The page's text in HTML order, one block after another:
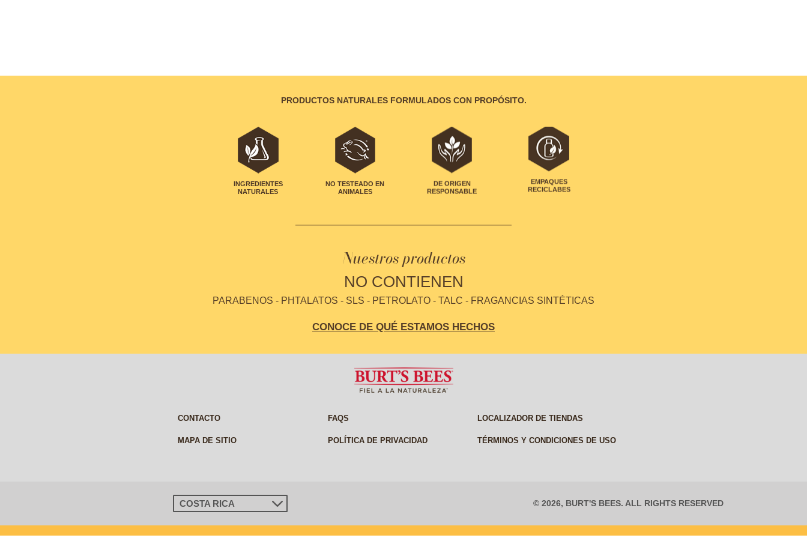
PRODUCTOS NATURALES FORMULADOS CON PROPÓSITO.
INGREDIENTES
NATURALES
NO TESTEADO EN
ANIMALES
DE ORIGEN
RESPONSABLE
EMPAQUES
RECICLABES
Nuestros productos
NO CONTIENEN
PARABENOS - PHTALATOS - SLS - PETROLATO - TALC - FRAGANCIAS SINTÉTICAS
CONOCE DE QUÉ ESTAMOS HECHOS
CONTACTO FAQS LOCALIZADOR DE TIENDAS
MAPA DE SITIO POLÍTICA DE PRIVACIDAD TÉRMINOS Y CONDICIONES DE USO
COSTA RICA © 2026, BURT'S BEES. ALL RIGHTS RESERVED